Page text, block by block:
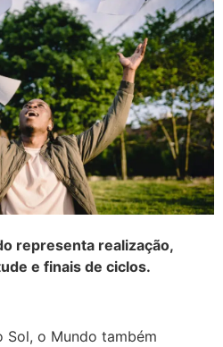
representa realização,
e finais de ciclos.
Sol, o Mundo também